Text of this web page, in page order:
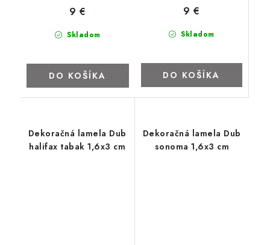
Skladom
9 €
DO KOŠÍKA
Skladom
9 €
DO KOŠÍKA
Dekoračná lamela Dub
halifax tabak 1,6x3 cm
Dekoračná lamela Dub
sonoma 1,6x3 cm